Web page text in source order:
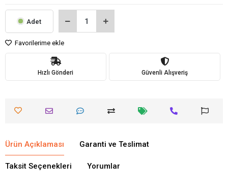
Adet
Favorilerime ekle
Hızlı Gönderi Güvenli Alışveriş
Ürün Açıklaması Garanti ve Teslimat
Taksit Seçenekleri Yorumlar